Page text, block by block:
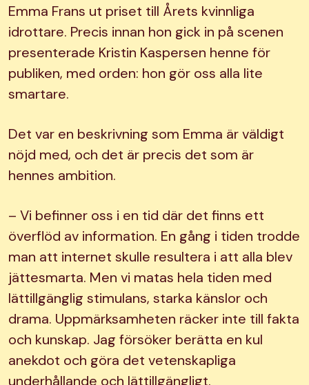
Emma Frans ut priset till Årets kvinnliga
idrottare. Precis innan hon gick in på scenen
presenterade Kristin Kaspersen henne för
publiken, med orden: hon gör oss alla lite
smartare.
Det var en beskrivning som Emma är väldigt
nöjd med, och det är precis det som är
hennes ambition.
– Vi befinner oss i en tid där det finns ett
överflöd av information. En gång i tiden trodde
man att internet skulle resultera i att alla blev
jättesmarta. Men vi matas hela tiden med
lättillgänglig stimulans, starka känslor och
drama. Uppmärksamheten räcker inte till fakta
och kunskap. Jag försöker berätta en kul
anekdot och göra det vetenskapliga
underhållande och lättillgängligt.